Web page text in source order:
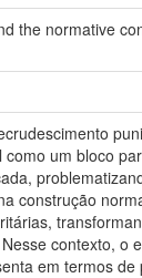
the normative
um bloco
construção
contexto,
em termos